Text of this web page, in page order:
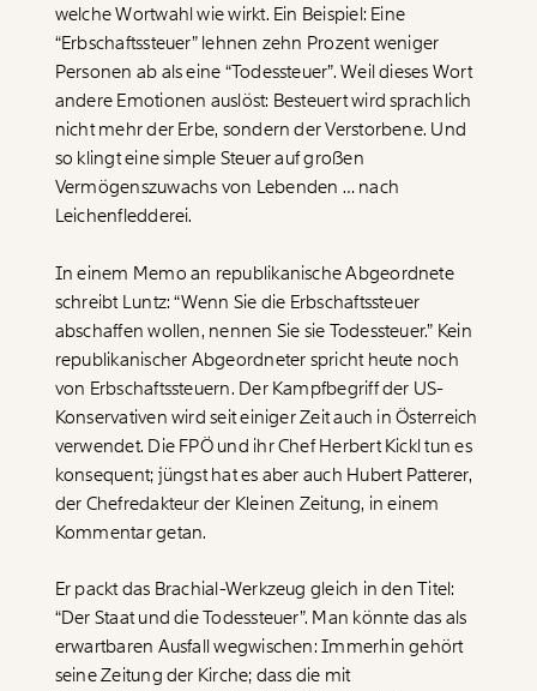
welche Wortwahl wie wirkt. Ein Beispiel: Eine
“Erbschaftssteuer” lehnen zehn Prozent weniger
Personen ab als eine “Todessteuer”. Weil dieses Wort
andere Emotionen auslöst: Besteuert wird sprachlich
nicht mehr der Erbe, sondern der Verstorbene. Und
so klingt eine simple Steuer auf großen
Vermögenszuwachs von Lebenden … nach
Leichenfledderei.
In einem Memo an republikanische Abgeordnete
schreibt Luntz: “Wenn Sie die Erbschaftssteuer
abschaffen wollen, nennen Sie sie Todessteuer.” Kein
republikanischer Abgeordneter spricht heute noch
von Erbschaftssteuern. Der Kampfbegriff der US-
Konservativen wird seit einiger Zeit auch in Österreich
verwendet. Die FPÖ und ihr Chef Herbert Kickl tun es
konsequent; jüngst hat es aber auch Hubert Patterer,
der Chefredakteur der Kleinen Zeitung, in einem
Kommentar getan.
Er packt das Brachial-Werkzeug gleich in den Titel:
“Der Staat und die Todessteuer”. Man könnte das als
erwartbaren Ausfall wegwischen: Immerhin gehört
seine Zeitung der Kirche; dass die mit